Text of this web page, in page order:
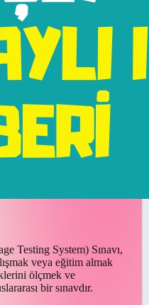
Testing System) Sınavı,
veya eğitim almak
ölçmek ve
bir sınavdır.